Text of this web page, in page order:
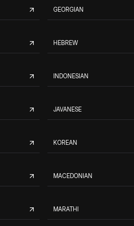
GEORGIAN
HEBREW
INDONESIAN
JAVANESE
KOREAN
MACEDONIAN
MARATHI